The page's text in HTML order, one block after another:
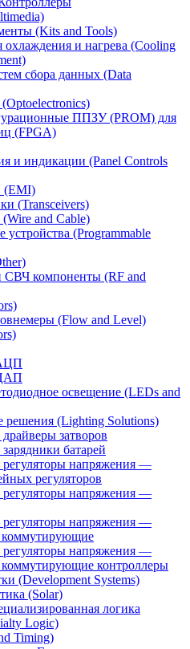
(Kits and Tools)
охлаждения и нагрева (Cooling
сбора данных (Data
ППЗУ (PROM) для
(FPGA)
и индикации (Panel Controls
(EMI)
(Transceivers)
and Cable)
(Programmable
СВЧ компоненты (RF and
(Flow and Level)
освещение (LEDs and
решения (Lighting Solutions)
затворов
батарей
напряжения —
регуляторов
напряжения —
напряжения —
коммутирующие
напряжения —
коммутирующие контроллеры
(Development Systems)
(Solar)
логика
Logic)
Timing)